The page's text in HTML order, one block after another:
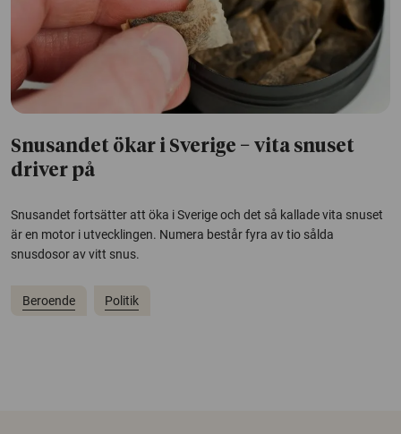
Snusandet ökar i Sverige − vita snuset
driver på
Snusandet fortsätter att öka i Sverige och det så kallade vita snuset
är en motor i utvecklingen. Numera består fyra av tio sålda
snusdosor av vitt snus.
Beroende Politik